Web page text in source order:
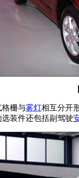
【
栅与雾灯相互分开
装件还包括副驾驶